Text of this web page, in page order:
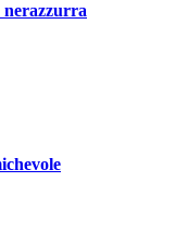
nerazzurra